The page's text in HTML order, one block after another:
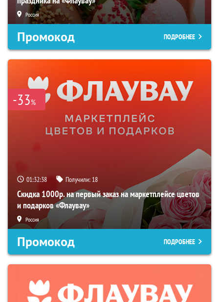
Россия
Промокод ПОДРОБНЕЕ
-33%
01:32:37 Получили: 18
Скидка 1000р. на первый заказ на маркетплейсе цветов
и подарков «Флаувау»
Россия
Промокод ПОДРОБНЕЕ